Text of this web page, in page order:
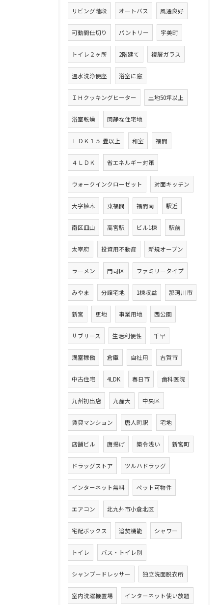
リビング階段 オートバス 風通良好
可動間仕切り パントリー 宇美町
トイレ２ヶ所 2階建て 複層ガラス
温水洗浄便座 浴室に窓
ＩＨクッキングヒーター 土地50坪以上
浴室乾燥 閑静な住宅地
ＬＤＫ１５ 畳以上 和室 福間
４ＬＤＫ 省エネルギー対策
ウォークインクローゼット 対面キッチン
大字植木 東福間 福間南 駅近
南区皿山 高宮駅 ビル1棟 駅前
太宰府 投資用不動産 新規オープン
ラーメン 門司区 ファミリータイプ
みやま 分譲宅地 1棟収益 那珂川市
新宮 更地 事業用地 西公園
サブリース 生活利便性 千早
満室稼働 倉庫 自社用 古賀市
中古住宅 4LDK 春日市 歯科医院
九州初出店 九産大 中央区
賃貸マンション 唐人町駅 宅地
店舗ビル 唐揚げ 築令浅い 新宮町
ドラッグストア ツルハドラッグ
インターネット無料 ペット可物件
エアコン 北九州市小倉北区
宅配ボックス 追焚機能 シャワー
トイレ バス・トイレ別
シャンプードレッサー 独立洗面脱衣所
室内洗濯機置場 インターネット使い放題